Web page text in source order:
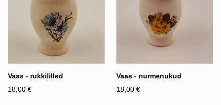
Vaas - rukkililled
18,00 €
Vaas - nurmenukud
18,00 €